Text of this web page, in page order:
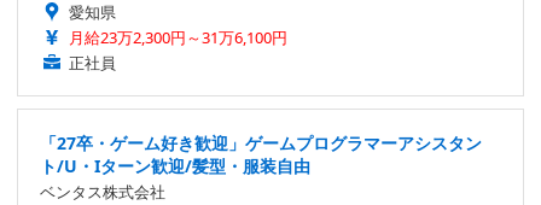
愛知県
月給23万2,300円～31万6,100円
正社員
「27卒・ゲーム好き歓迎」ゲームプログラマーアシスタン
ト/U・Iターン歓迎/髪型・服装自由
ベンタス株式会社